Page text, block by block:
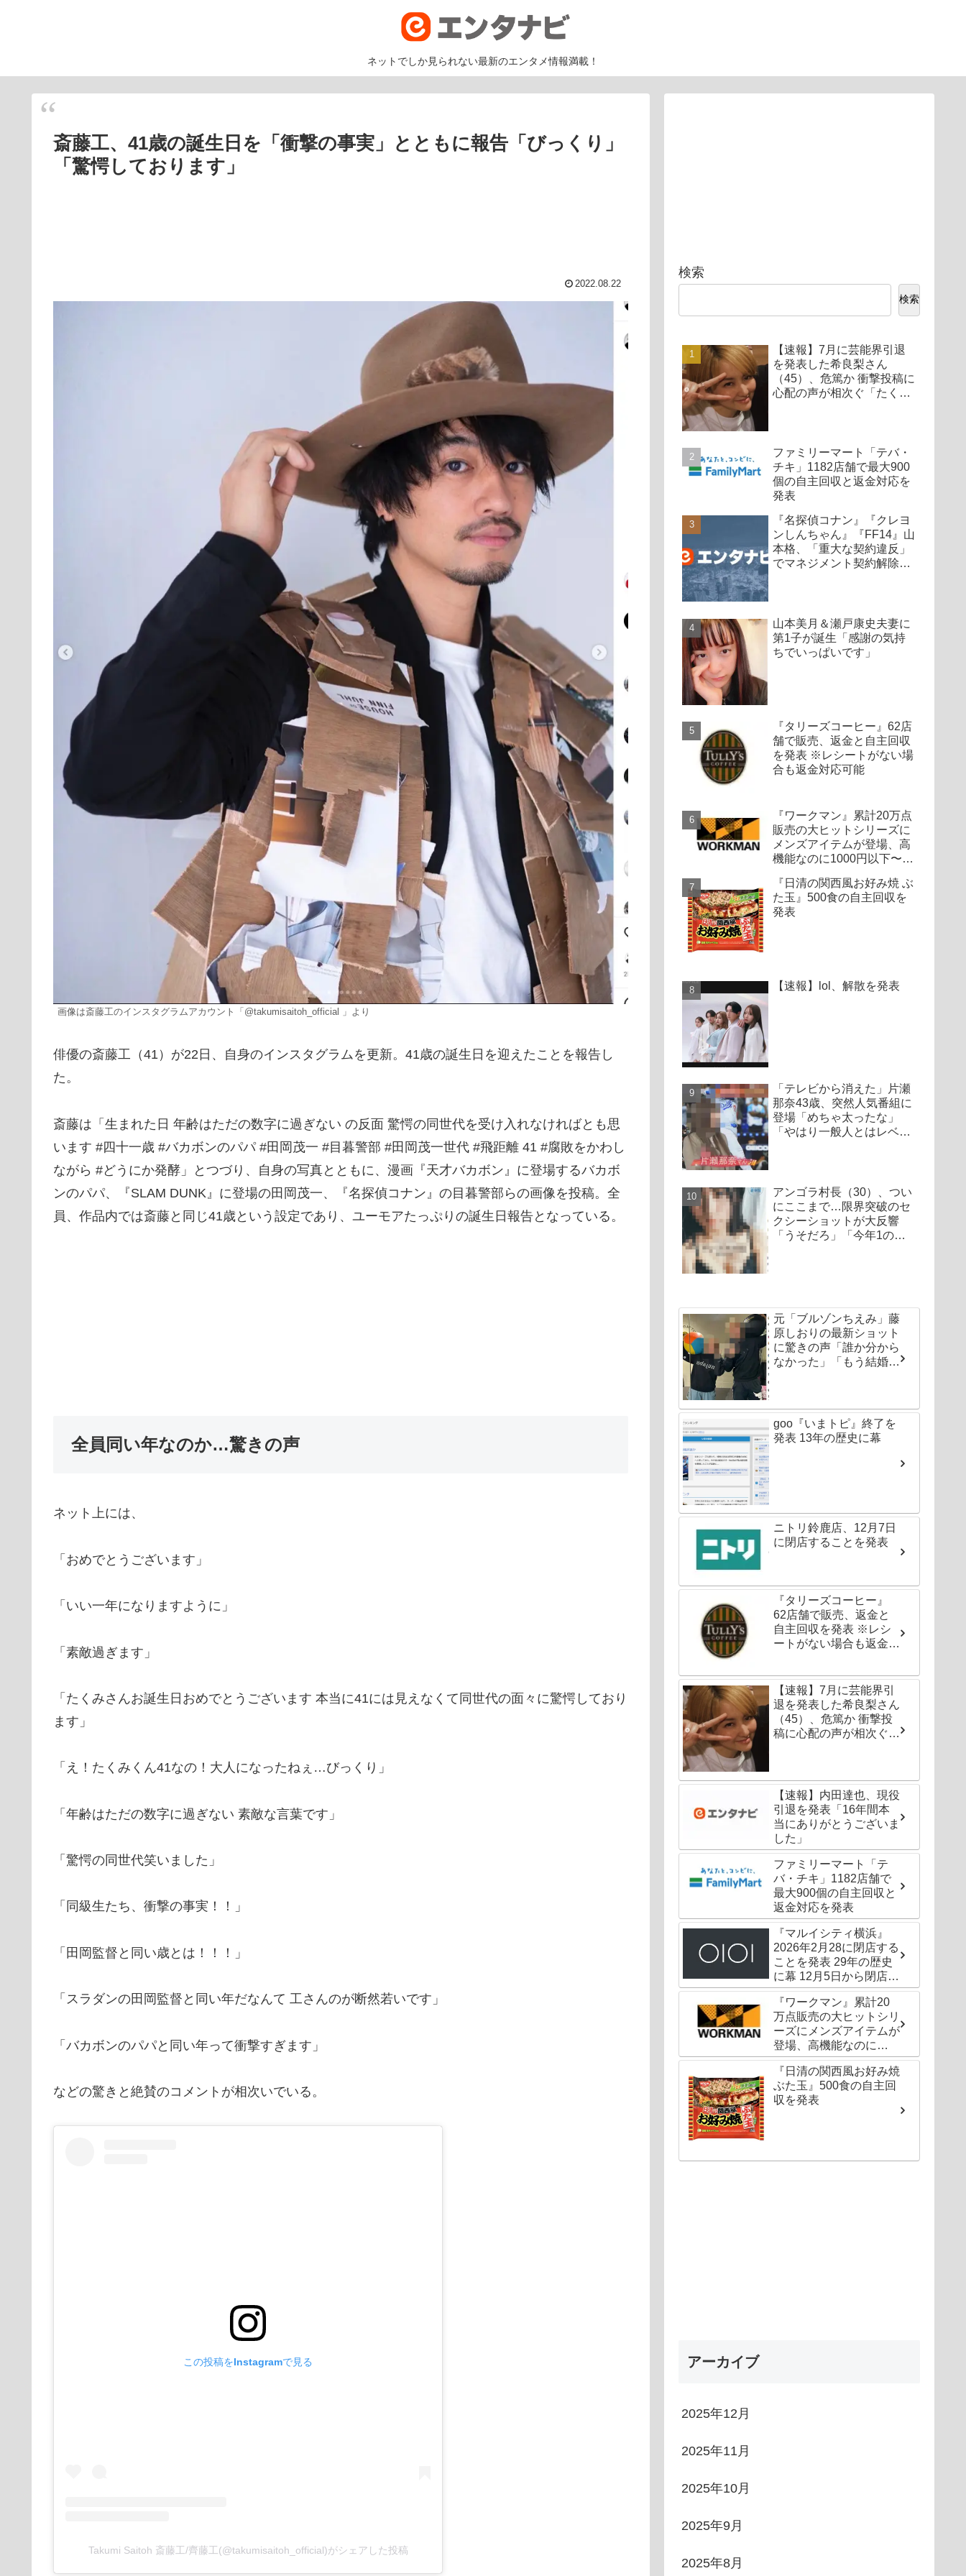
ネットでしか見られない最新のエンタメ情報満載！
斎藤工、41歳の誕生日を「衝撃の事実」とともに報告「びっくり」
「驚愕しております」
2022.08.22
画像は斎藤工のインスタグラムアカウント「@takumisaitoh_official 」より
俳優の斎藤工（41）が22日、自身のインスタグラムを更新。41歳の誕生日を迎えたことを報告し
た。
斎藤は「生まれた日 年齢はただの数字に過ぎない の反面 驚愕の同世代を受け入れなければとも思
います #四十一歳 #バカボンのパパ #田岡茂一 #目暮警部 #田岡茂一世代 #飛距離 41 #腐敗をかわし
ながら #どうにか発酵」とつづり、自身の写真とともに、漫画『天才バカボン』に登場するバカボ
ンのパパ、『SLAM DUNK』に登場の田岡茂一、『名探偵コナン』の目暮警部らの画像を投稿。全
員、作品内では斎藤と同じ41歳という設定であり、ユーモアたっぷりの誕生日報告となっている。
全員同い年なのか…驚きの声
ネット上には、
「おめでとうございます」
「いい一年になりますように」
「素敵過ぎます」
「たくみさんお誕生日おめでとうございます 本当に41には見えなくて同世代の面々に驚愕しており
ます」
「え！たくみくん41なの！大人になったねぇ…びっくり」
「年齢はただの数字に過ぎない 素敵な言葉です」
「驚愕の同世代笑いました」
「同級生たち、衝撃の事実！！」
「田岡監督と同い歳とは！！！」
「スラダンの田岡監督と同い年だなんて 工さんのが断然若いです」
「バカボンのパパと同い年って衝撃すぎます」
などの驚きと絶賛のコメントが相次いでいる。
この投稿をInstagramで見る
Takumi Saitoh 斎藤工/齊藤工(@takumisaitoh_official)がシェアした投稿
検索
検索
【速報】7月に芸能界引退
を発表した希良梨さん
（45）、危篤か 衝撃投稿に
心配の声が相次ぐ「たくさ
ファミリーマート「テバ・
チキ」1182店舗で最大900
個の自主回収と返金対応を
発表
『名探偵コナン』『クレヨ
ンしんちゃん』『FF14』山
本格、「重大な契約違反」
でマネジメント契約解除、
山本美月＆瀬戸康史夫妻に
第1子が誕生「感謝の気持
ちでいっぱいです」
『タリーズコーヒー』62店
舗で販売、返金と自主回収
を発表 ※レシートがない場
合も返金対応可能
『ワークマン』累計20万点
販売の大ヒットシリーズに
メンズアイテムが登場、高
機能なのに1000円以下〜の
『日清の関西風お好み焼 ぶ
た玉』500食の自主回収を
発表
【速報】lol、解散を発表
「テレビから消えた」片瀬
那奈43歳、突然人気番組に
登場「めちゃ太ったな」
「やはり一般人とはレベル
アンゴラ村長（30）、つい
にここまで…限界突破のセ
クシーショットが大反響
「うそだろ」「今年1の衝
元「ブルゾンちえみ」藤
原しおりの最新ショット
に驚きの声「誰か分から
なかった」「もう結婚し
goo『いまトピ』終了を
発表 13年の歴史に幕
ニトリ鈴鹿店、12月7日
に閉店することを発表
『タリーズコーヒー』
62店舗で販売、返金と
自主回収を発表 ※レシ
ートがない場合も返金対
【速報】7月に芸能界引
退を発表した希良梨さん
（45）、危篤か 衝撃投
稿に心配の声が相次ぐ
【速報】内田達也、現役
引退を発表「16年間本
当にありがとうございま
した」
ファミリーマート「テ
バ・チキ」1182店舗で
最大900個の自主回収と
返金対応を発表
『マルイシティ横浜』
2026年2月28に閉店する
ことを発表 29年の歴史
に幕 12月5日から閉店セ
ールも
『ワークマン』累計20
万点販売の大ヒットシリ
ーズにメンズアイテムが
登場、高機能なのに
1000円以下〜の圧倒的
コスパ
『日清の関西風お好み焼
ぶた玉』500食の自主回
収を発表
アーカイブ
2025年12月
2025年11月
2025年10月
2025年9月
2025年8月